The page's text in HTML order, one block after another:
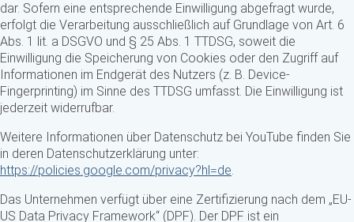
dar. Sofern eine entsprechende Einwilligung abgefragt wurde,
erfolgt die Verarbeitung ausschließlich auf Grundlage von Art. 6
Abs. 1 lit. a DSGVO und § 25 Abs. 1 TTDSG, soweit die
Einwilligung die Speicherung von Cookies oder den Zugriff auf
Informationen im Endgerät des Nutzers (z. B. Device-
Fingerprinting) im Sinne des TTDSG umfasst. Die Einwilligung ist
jederzeit widerrufbar.
Weitere Informationen über Datenschutz bei YouTube finden Sie
in deren Datenschutzerklärung unter:
https://policies.google.com/privacy?hl=de.
Das Unternehmen verfügt über eine Zertifizierung nach dem „EU-
US Data Privacy Framework“ (DPF). Der DPF ist ein